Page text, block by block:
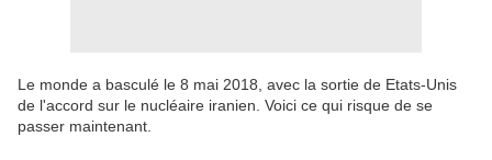
Le monde a basculé le 8 mai 2018, avec la sortie de Etats-Unis
de l'accord sur le nucléaire iranien. Voici ce qui risque de se
passer maintenant.